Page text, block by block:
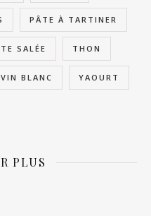
PÂTE À TARTINER
SALÉE THON
VIN BLANC YAOURT
PLUS